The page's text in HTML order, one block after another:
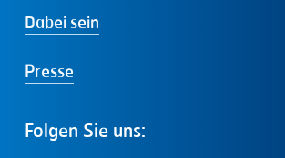
Dabei sein
Presse
Folgen Sie uns: